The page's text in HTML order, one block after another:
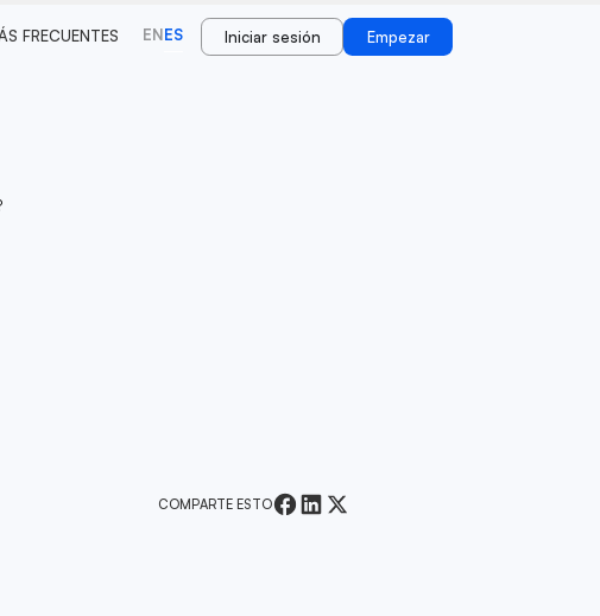
FRECUENTES ENES Iniciar sesión Empezar
COMPARTE ESTO